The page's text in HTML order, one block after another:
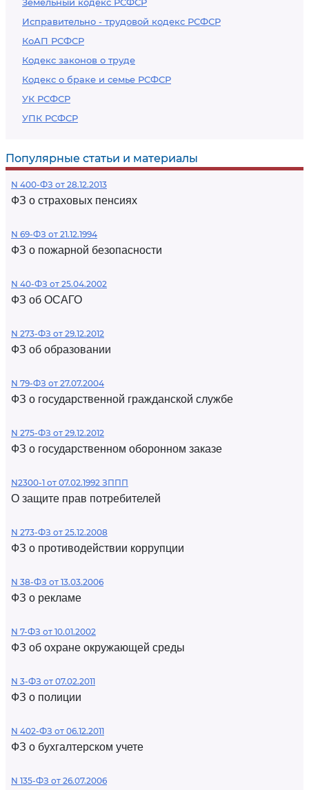
Исправительно - трудовой кодекс РСФСР
КоАП РСФСР
Кодекс законов о труде
Кодекс о браке и семье РСФСР
УК РСФСР
УПК РСФСР
Популярные статьи и материалы
N 400-ФЗ от 28.12.2013
ФЗ о страховых пенсиях
N 69-ФЗ от 21.12.1994
ФЗ о пожарной безопасности
N 40-ФЗ от 25.04.2002
ФЗ об ОСАГО
N 273-ФЗ от 29.12.2012
ФЗ об образовании
N 79-ФЗ от 27.07.2004
ФЗ о государственной гражданской службе
N 275-ФЗ от 29.12.2012
ФЗ о государственном оборонном заказе
N2300-1 от 07.02.1992 ЗППП
О защите прав потребителей
N 273-ФЗ от 25.12.2008
ФЗ о противодействии коррупции
N 38-ФЗ от 13.03.2006
ФЗ о рекламе
N 7-ФЗ от 10.01.2002
ФЗ об охране окружающей среды
N 3-ФЗ от 07.02.2011
ФЗ о полиции
N 402-ФЗ от 06.12.2011
ФЗ о бухгалтерском учете
N 135-ФЗ от 26.07.2006